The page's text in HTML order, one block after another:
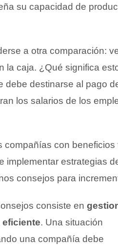
su capacidad de
a otra comparación:
la caja. ¿Qué significa
debe destinarse al pago
los salarios de los
compañías con
implementar estrategias
consejos para
consiste en
. Una situación
una compañía debe